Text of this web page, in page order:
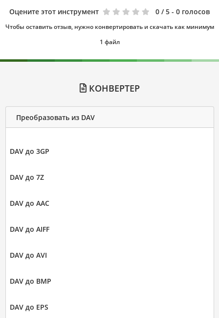
Оцените этот инструмент 0 / 5 - 0 голосов
Чтобы оставить отзыв, нужно конвертировать и скачать как минимум
1 файл
КОНВЕРТЕР
Преобразовать из DAV
DAV до 3GP
DAV до 7Z
DAV до AAC
DAV до AIFF
DAV до AVI
DAV до BMP
DAV до EPS